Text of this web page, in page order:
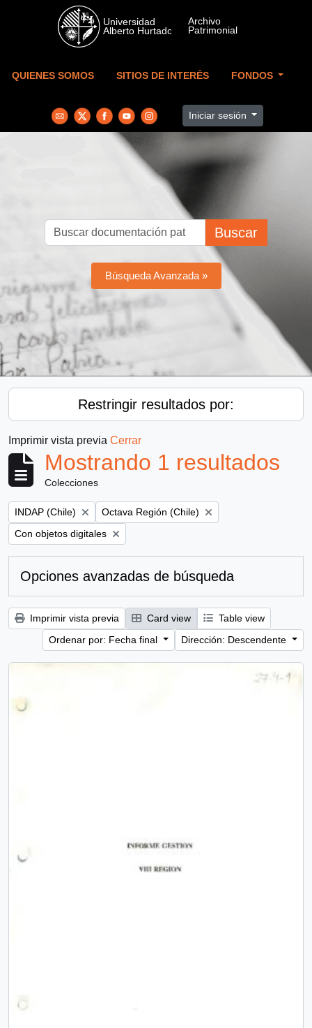
Skip to main content
QUIENES SOMOS SITIOS DE INTERÉS FONDOS
Iniciar sesión
Buscar
Búsqueda Avanzada »
Restringir resultados por:
Imprimir vista previa Cerrar
Mostrando 1 resultados
Colecciones
Remove filter:
INDAP (Chile) Remove filter:
Octava Región (Chile)
Remove filter:
Con objetos digitales
Opciones avanzadas de búsqueda
Imprimir vista previa Card view
Table view
Ordenar por: Fecha final
Dirección: Descendente